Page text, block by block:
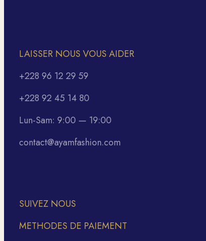
LAISSER NOUS VOUS AIDER
+228 96 12 29 59
+228 92 45 14 80
Lun-Sam: 9:00 — 19:00
contact@ayamfashion.com
SUIVEZ NOUS
METHODES DE PAIEMENT